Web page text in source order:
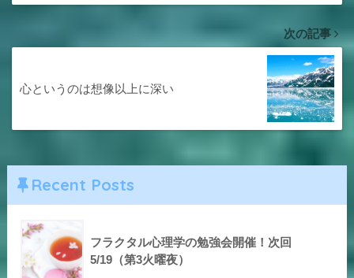
次の記事
心というのは想像以上に深い
Recent Posts
フラクタル心理学の勉強会開催！次回
5/19（第3火曜夜）